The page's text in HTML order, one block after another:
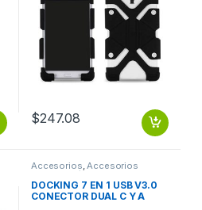
$247.08
Accesorios,Accesorios
Notebook / Tablet
DOCKING 7 EN 1 USB V3.0
CONECTOR DUAL C Y A